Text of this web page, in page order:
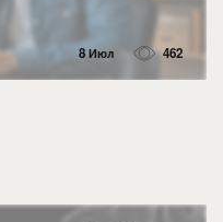
8 Июл 462